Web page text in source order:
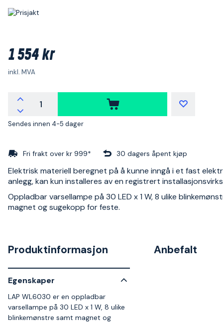
1 554 kr
inkl. MVA
Sendes innen 4-5 dager
Fri frakt over kr 999* 30 dagers åpent kjøp
Elektrisk materiell beregnet på å kunne inngå i et fast
anlegg, kan kun installeres av en registrert
Oppladbar varsellampe på 30 LED x 1 W, 8 ulike
magnet og sugekopp for feste.
Produktinformasjon
Egenskaper
LAP WL6030 er en oppladbar
varsellampe på 30 LED x 1 W, 8 ulike
blinkemønstre samt magnet og
Anbefalt